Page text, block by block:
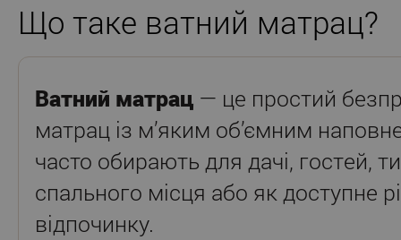
Що таке ватний матрац?
Ватний матрац — це простий
матрац із м’яким об’ємним
часто обирають для дачі, гостей,
спального місця або як доступне
відпочинку.